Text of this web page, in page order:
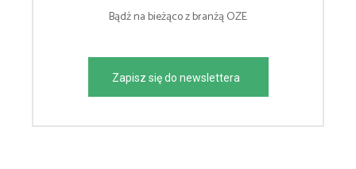
Bądź na bieżąco z branżą OZE
Zapisz się do newslettera